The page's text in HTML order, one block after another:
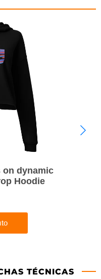
TÉCNICAS